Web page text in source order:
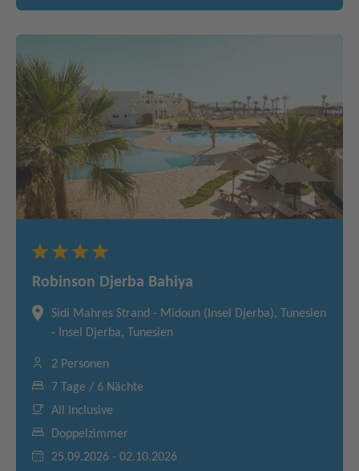
Robinson Djerba Bahiya
Sidi Mahres Strand - Midoun (Insel Djerba), Tunesien
- Insel Djerba, Tunesien
2 Personen
7 Tage / 6 Nächte
All Inclusive
Doppelzimmer
25.09.2026 - 02.10.2026